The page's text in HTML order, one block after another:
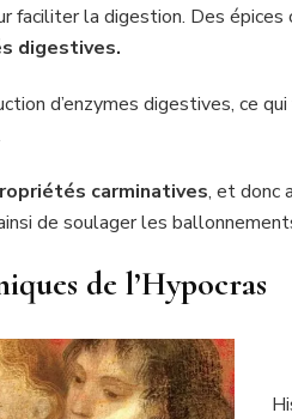
faciliter la digestion. Des épices
digestives.
d’enzymes digestives, ce
carminatives, et donc
de soulager les
de l’Hypocras